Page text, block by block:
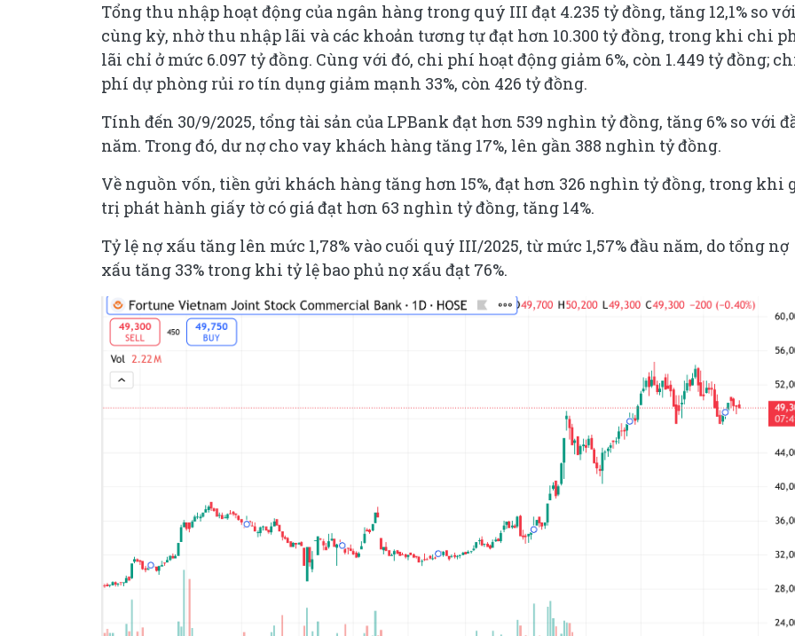
Tổng thu nhập hoạt động của ngân hàng trong quý III đạt 4.235 tỷ đồng, tăng 12,1% so với
cùng kỳ, nhờ thu nhập lãi và các khoản tương tự đạt hơn 10.300 tỷ đồng, trong khi chi
lãi chỉ ở mức 6.097 tỷ đồng. Cùng với đó, chi phí hoạt động giảm 6%, còn 1.449 tỷ đồng;
phí dự phòng rủi ro tín dụng giảm mạnh 33%, còn 426 tỷ đồng.
Tính đến 30/9/2025, tổng tài sản của LPBank đạt hơn 539 nghìn tỷ đồng, tăng 6% so với
năm. Trong đó, dư nợ cho vay khách hàng tăng 17%, lên gần 388 nghìn tỷ đồng.
Về nguồn vốn, tiền gửi khách hàng tăng hơn 15%, đạt hơn 326 nghìn tỷ đồng, trong khi
trị phát hành giấy tờ có giá đạt hơn 63 nghìn tỷ đồng, tăng 14%.
Tỷ lệ nợ xấu tăng lên mức 1,78% vào cuối quý III/2025, từ mức 1,57% đầu năm, do tổng nợ
xấu tăng 33% trong khi tỷ lệ bao phủ nợ xấu đạt 76%.